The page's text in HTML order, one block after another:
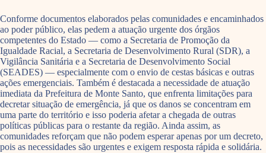
Conforme documentos elaborados pelas comunidades e encaminhados
ao poder público, elas pedem a atuação urgente dos órgãos
competentes do Estado — como a Secretaria de Promoção da
Igualdade Racial, a Secretaria de Desenvolvimento Rural (SDR), a
Vigilância Sanitária e a Secretaria de Desenvolvimento Social
(SEADES) — especialmente com o envio de cestas básicas e outras
ações emergenciais. Também é destacada a necessidade de atuação
imediata da Prefeitura de Monte Santo, que enfrenta limitações para
decretar situação de emergência, já que os danos se concentram em
uma parte do território e isso poderia afetar a chegada de outras
políticas públicas para o restante da região. Ainda assim, as
comunidades reforçam que não podem esperar apenas por um decreto,
pois as necessidades são urgentes e exigem resposta rápida e solidária.